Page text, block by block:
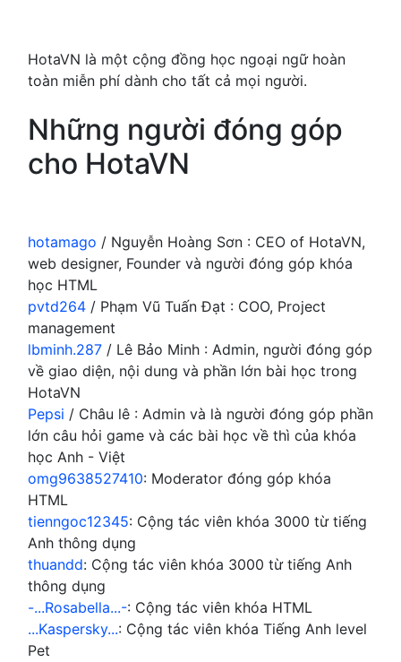
HotaVN là một cộng đồng học ngoại ngữ hoàn
toàn miễn phí dành cho tất cả mọi người.
Những người đóng góp
cho HotaVN
hotamago / Nguyễn Hoàng Sơn : CEO of HotaVN,
web designer, Founder và người đóng góp khóa
học HTML
pvtd264 / Phạm Vũ Tuấn Đạt : COO, Project
management
lbminh.287 / Lê Bảo Minh : Admin, người đóng góp
về giao diện, nội dung và phần lớn bài học trong
HotaVN
Pepsi / Châu lê : Admin và là người đóng góp phần
lớn câu hỏi game và các bài học về thì của khóa
học Anh - Việt
omg9638527410: Moderator đóng góp khóa
HTML
tienngoc12345: Cộng tác viên khóa 3000 từ tiếng
Anh thông dụng
thuandd: Cộng tác viên khóa 3000 từ tiếng Anh
thông dụng
-...Rosabella...-: Cộng tác viên khóa HTML
...Kaspersky...: Cộng tác viên khóa Tiếng Anh level
Pet